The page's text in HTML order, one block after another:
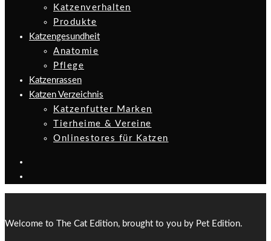
Katzenverhalten
Produkte
Katzengesundheit
Anatomie
Pflege
Katzenrassen
Katzen Verzeichnis
Katzenfutter Marken
Tierheime & Vereine
Onlinestores für Katzen
Welcome to The Cat Edition, brought to you by Pet Edition.